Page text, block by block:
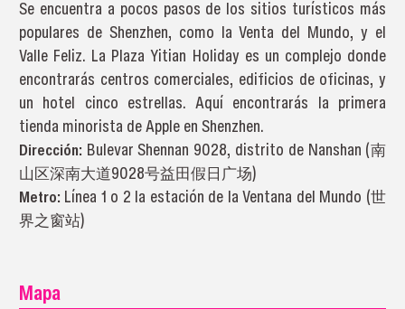
Se encuentra a pocos pasos de los sitios turísticos más
populares de Shenzhen, como la Venta del Mundo, y el
Valle Feliz. La Plaza Yitian Holiday es un complejo donde
encontrarás centros comerciales, edificios de oficinas, y
un hotel cinco estrellas. Aquí encontrarás la primera
tienda minorista de Apple en Shenzhen.
Dirección: Bulevar Shennan 9028, distrito de Nanshan (南
山区深南大道9028号益田假日广场)
Metro: Línea 1 o 2 la estación de la Ventana del Mundo (世
界之窗站)
Mapa